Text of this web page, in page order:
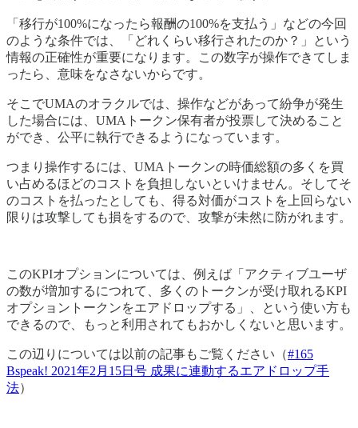
「移行が100%になったら報酬の100%を支払う」などの今回
のような条件では、「どれくらい移行されたのか？」という
情報の正確性が重要になります。この数字が操作できてしま
ったら、意味をなさないからです。
そこでUMAのオラクルでは、操作などがあって紛争が発生
した場合には、UMAトークン保有者が投票して決めること
ができ、公平に執行できるようになっています。
つまり操作するには、UMAトークンの時価総額の多くを買
い占めるほどのコストを負担しないといけません。そしてそ
のコストを払ったとしても、得る対価がコストを上回らない
限りは攻撃しても損をするので、攻撃が未然に防がれます。
このKPIオプションについては、例えば「アクティブユーザ
の数が増加するにつれて、多くのトークンが受け取れるKPI
オプショントークンをエアドロップする」、という使い方も
できるので、もっと利用されてもおかしくないと思います。
この辺りについては以前の記事もご覧ください（#165
Bspeak! 2021年2月15日号 成果に連動するエアドロップ手
法）